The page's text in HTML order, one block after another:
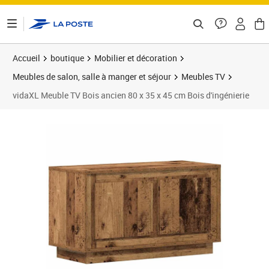
Accueil boutique
Mobilier et décoration
Meubles de salon, salle à manger et séjour
Meubles TV
vidaXL Meuble TV Bois ancien 80 x 35 x 45 cm Bois d'ingénierie